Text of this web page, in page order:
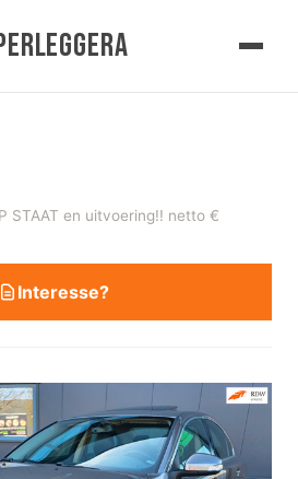
STAAT en uitvoering!! netto €
Interesse?